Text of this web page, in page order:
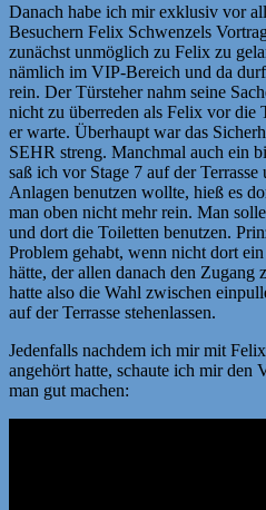
Danach habe ich mir exklusiv vor
Besuchern Felix Schwenzels
zunächst unmöglich zu Felix zu
nämlich im VIP-Bereich und da
rein. Der Türsteher nahm seine
nicht zu überreden als Felix vor die
er warte. Überhaupt war das
SEHR streng. Manchmal auch ein
saß ich vor Stage 7 auf der Terrasse
Anlagen benutzen wollte, hieß es
man oben nicht mehr rein. Man
und dort die Toiletten benutzen.
Problem gehabt, wenn nicht dort
hätte, der allen danach den Zugang
hatte also die Wahl zwischen
auf der Terrasse stehenlassen.
Jedenfalls nachdem ich mir mit
angehört hatte, schaute ich mir den
man gut machen: